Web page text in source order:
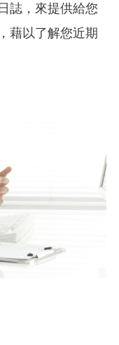
誌，來提供給您
藉以了解您近期